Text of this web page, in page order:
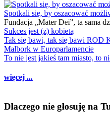
Spotkali się, by oszacować
Fundacja „Mater Dei”, ta sama
Sukces jest (z) kobietą
Tak się bawi, tak się bawi ROD
Malbork w Europarlamencie
To nie jest jakieś tam miasto, to
więcej ...
Dlaczego nie głosuję na